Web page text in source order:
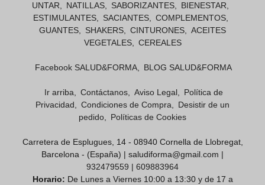
UNTAR
NATILLAS SABORIZANTES
BIENESTAR
ESTIMULANTES
SACIANTES
COMPLEMENTOS
GUANTES
SHAKERS CINTURONES
ACEITES
VEGETALES
CEREALES
Facebook SALUD&FORMA BLOG SALUD&FORMA
Ir arriba Contáctanos Aviso Legal
Política de
Privacidad
Condiciones de Compra
Desistir de un
pedido
Políticas de Cookies
Carretera de Esplugues, 14 - 08940 Cornella de Llobregat,
Barcelona - (España) | saludiforma@gmail.com |
932479559 | 609883964
Horario: De Lunes a Viernes 10:00 a 13:30 y de 17 a